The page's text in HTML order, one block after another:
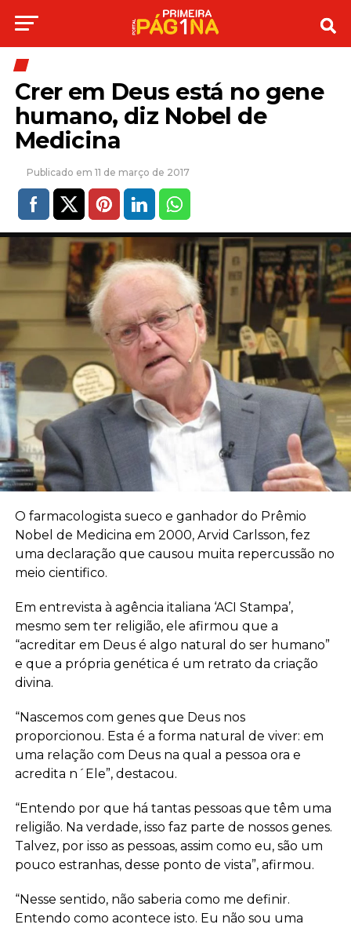
Crer em Deus está no gene
humano, diz Nobel de
Medicina
11 de março de 2017
O farmacologista sueco e ganhador do Prêmio
Nobel de Medicina em 2000, Arvid Carlsson, fez
uma declaração que causou muita repercussão no
meio cientifico.
Em entrevista à agência italiana ‘ACI Stampa’,
mesmo sem ter religião, ele afirmou que a
“acreditar em Deus é algo natural do ser humano”
e que a própria genética é um retrato da criação
divina.
“Nascemos com genes que Deus nos
proporcionou. Esta é a forma natural de viver: em
uma relação com Deus na qual a pessoa ora e
acredita n´Ele”, destacou.
“Entendo por que há tantas pessoas que têm uma
religião. Na verdade, isso faz parte de nossos genes.
Talvez, por isso as pessoas, assim como eu, são um
pouco estranhas, desse ponto de vista”, afirmou.
“Nesse sentido, não saberia como me definir.
Entendo como acontece isto. Eu não sou uma